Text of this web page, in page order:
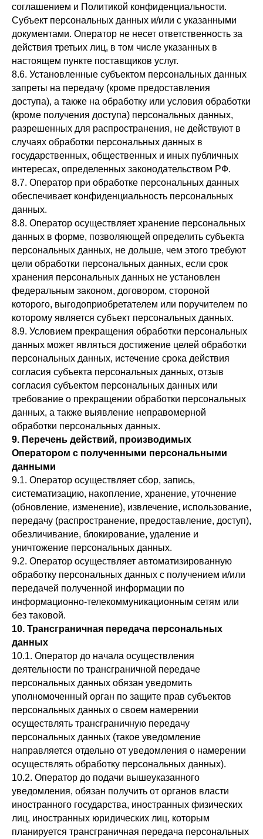
соглашением и Политикой конфиденциальности.
Субъект персональных данных и/или с указанными
документами. Оператор не несет ответственность за
действия третьих лиц, в том числе указанных в
настоящем пункте поставщиков услуг.
8.6. Установленные субъектом персональных данных
запреты на передачу (кроме предоставления
доступа), а также на обработку или условия обработки
(кроме получения доступа) персональных данных,
разрешенных для распространения, не действуют в
случаях обработки персональных данных в
государственных, общественных и иных публичных
интересах, определенных законодательством РФ.
8.7. Оператор при обработке персональных данных
обеспечивает конфиденциальность персональных
данных.
8.8. Оператор осуществляет хранение персональных
данных в форме, позволяющей определить субъекта
персональных данных, не дольше, чем этого требуют
цели обработки персональных данных, если срок
хранения персональных данных не установлен
федеральным законом, договором, стороной
которого, выгодоприобретателем или поручителем по
которому является субъект персональных данных.
8.9. Условием прекращения обработки персональных
данных может являться достижение целей обработки
персональных данных, истечение срока действия
согласия субъекта персональных данных, отзыв
согласия субъектом персональных данных или
требование о прекращении обработки персональных
данных, а также выявление неправомерной
обработки персональных данных.
9. Перечень действий, производимых
Оператором с полученными персональными
данными
9.1. Оператор осуществляет сбор, запись,
систематизацию, накопление, хранение, уточнение
(обновление, изменение), извлечение, использование,
передачу (распространение, предоставление, доступ),
обезличивание, блокирование, удаление и
уничтожение персональных данных.
9.2. Оператор осуществляет автоматизированную
обработку персональных данных с получением и/или
передачей полученной информации по
информационно-телекоммуникационным сетям или
без таковой.
10. Трансграничная передача персональных
данных
10.1. Оператор до начала осуществления
деятельности по трансграничной передаче
персональных данных обязан уведомить
уполномоченный орган по защите прав субъектов
персональных данных о своем намерении
осуществлять трансграничную передачу
персональных данных (такое уведомление
направляется отдельно от уведомления о намерении
осуществлять обработку персональных данных).
10.2. Оператор до подачи вышеуказанного
уведомления, обязан получить от органов власти
иностранного государства, иностранных физических
лиц, иностранных юридических лиц, которым
планируется трансграничная передача персональных